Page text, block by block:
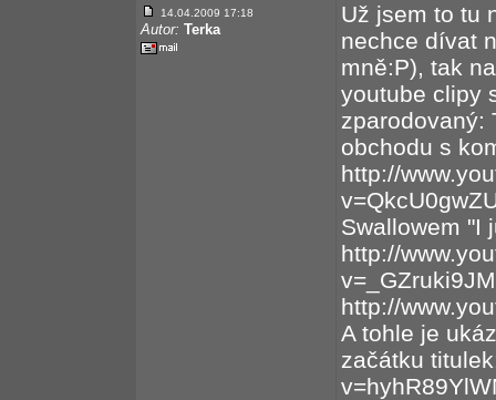
14.04.2009 17:18
Autor: Terka
Už jsem to tu
nechce dívat
mně:P), tak
youtube clipy
zparodovaný:
obchodu s
http://
Swallowem "I
http://
http://
A tohle je
začátku